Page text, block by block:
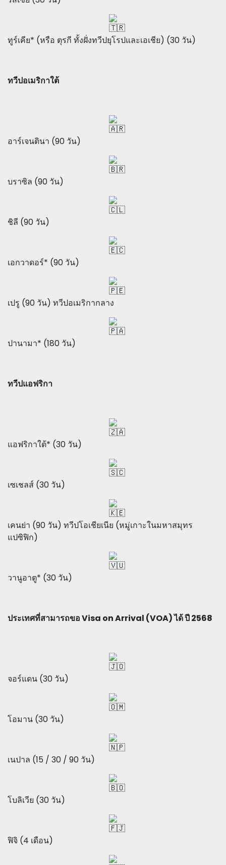
ทูร์เคีย* (หรือ ตุรกี ทั้งฝั่งทวีปยุโรปและเอเชีย) (30 วัน)
ทวีปอเมริกาใต้
อาร์เจนตินา (90 วัน)
บราซิล (90 วัน)
ชิลี (90 วัน)
เอกวาดอร์* (90 วัน)
เปรู (90 วัน) ทวีปอเมริกากลาง
ปานามา* (180 วัน)
ทวีปแอฟริกา
แอฟริกาใต้* (30 วัน)
เซเชลส์ (30 วัน)
เคนย่า (90 วัน) ทวีปโอเชียเนีย (หมู่เกาะในมหาสมุทร
แปซิฟิก)
วานูอาตู* (30 วัน)
ประเทศที่สามารถขอ Visa on Arrival (VOA) ได้ ปี 2568
จอร์แดน (30 วัน)
โอมาน (30 วัน)
เนปาล (15 / 30 / 90 วัน)
โบลิเวีย (30 วัน)
ฟิจิ (4 เดือน)